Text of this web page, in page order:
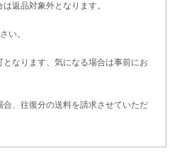
返品対象外となります。
い。
なります、気になる場合は事前にお
、往復分の送料を請求させていただ